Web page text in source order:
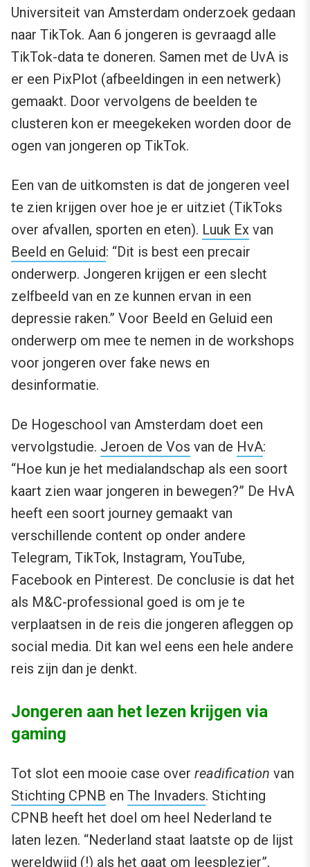
Universiteit van Amsterdam onderzoek gedaan
naar TikTok. Aan 6 jongeren is gevraagd alle
TikTok-data te doneren. Samen met de UvA is
er een PixPlot (afbeeldingen in een netwerk)
gemaakt. Door vervolgens de beelden te
clusteren kon er meegekeken worden door de
ogen van jongeren op TikTok.
Een van de uitkomsten is dat de jongeren veel
te zien krijgen over hoe je er uitziet (TikToks
over afvallen, sporten en eten). Luuk Ex van
Beeld en Geluid: “Dit is best een precair
onderwerp. Jongeren krijgen er een slecht
zelfbeeld van en ze kunnen ervan in een
depressie raken.” Voor Beeld en Geluid een
onderwerp om mee te nemen in de workshops
voor jongeren over fake news en
desinformatie.
De Hogeschool van Amsterdam doet een
vervolgstudie. Jeroen de Vos van de HvA:
“Hoe kun je het medialandschap als een soort
kaart zien waar jongeren in bewegen?” De HvA
heeft een soort journey gemaakt van
verschillende content op onder andere
Telegram, TikTok, Instagram, YouTube,
Facebook en Pinterest. De conclusie is dat het
als M&C-professional goed is om je te
verplaatsen in de reis die jongeren afleggen op
social media. Dit kan wel eens een hele andere
reis zijn dan je denkt.
Jongeren aan het lezen krijgen via
gaming
Tot slot een mooie case over readification van
Stichting CPNB en The Invaders. Stichting
CPNB heeft het doel om heel Nederland te
laten lezen. “Nederland staat laatste op de lijst
wereldwijd (!) als het gaat om leesplezier”,